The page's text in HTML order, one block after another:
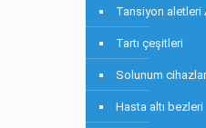
Tansiyon aletleri
Tartı çeşitleri
Solunum
Hasta altı bezleri